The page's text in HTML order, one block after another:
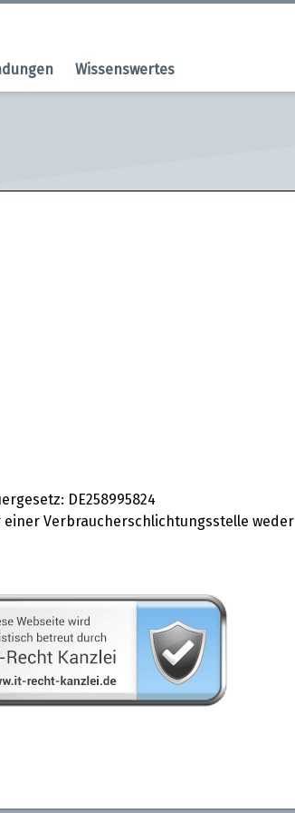
Wissenswertes
DE258995824
Verbraucherschlichtungsstelle weder